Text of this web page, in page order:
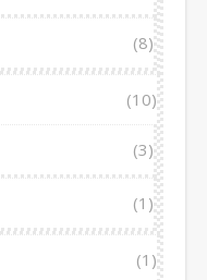
(8)
(10)
(3)
(1)
(1)